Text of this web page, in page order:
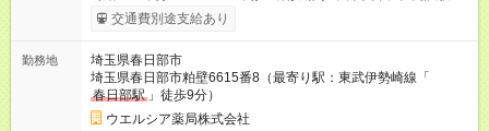
よる更新判定あり 社内試験合格後、時給＋50～100円の昇給あ
り （大学生は＋20円） 試用期間あり：入社日から3ヶ月間／本
間の長さ：3ヶ月 雇用形態、給与は本採用時と同じです。
交通費別途支給あり
勤務地
埼玉県春日部市
埼玉県春日部市粕壁6615番8（最寄り駅：東武伊勢崎線「
春日部駅 」徒歩9分）
ウエルシア薬局株式会社